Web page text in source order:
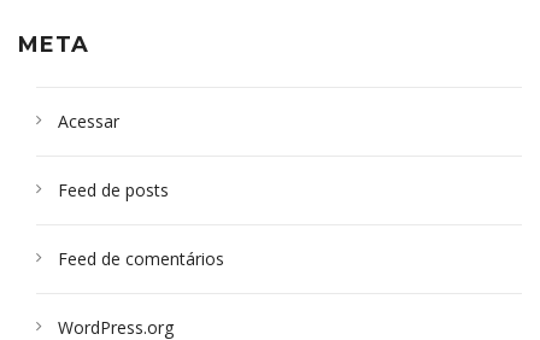
META
Acessar
Feed de posts
Feed de comentários
WordPress.org